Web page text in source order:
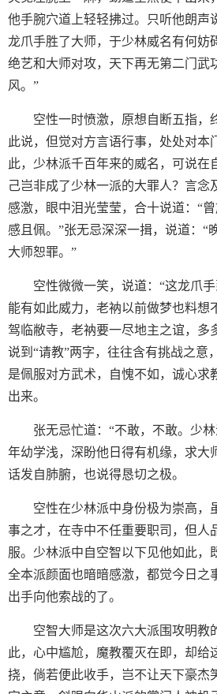
他手腕穴道上轻轻拂过。只听他朗声
龙爪手胜了大师，于少林威名有何妨
绝艺和大师对攻，天下再无第二门武
风。”
空性一时愤激，原想自断五指，
此说，但觉对方言语行事，处处对本
此，少林派千百年来的威名，可说在
己岂非成了少林一派的大罪人？言念
感激，眼中泪光莹莹，合十说道：“
感且佩。”张无忌深深一揖，说道：“
大师恕罪。”
空性微微一笑，说道：“这龙爪
能有如此威力，老衲以前做梦也料想
驾临敝寺，老衲要一尽地主之谊，多
说到“请教”两字，往往含有挑战之意
是佩服对方武术，自愧不如，诚心求
出来。
张无忌忙道：“不敢，不敢。少
年幼学浅，深盼他日得有机缘，求大
话发自肺腑，也说得恳切之极。
空性在少林派中身份极为崇高，
事之才，在寺中不任重要职司，但人
服。少林派中自空智以下见他如此，
全本派颜面也暗暗感激，都觉今日之
出手向他索战的了。
空智大师是这次六大派围攻明教
此，心中尴尬，魔教覆灭在即，却给
挠，倘若便此收手，岂不让天下豪杰